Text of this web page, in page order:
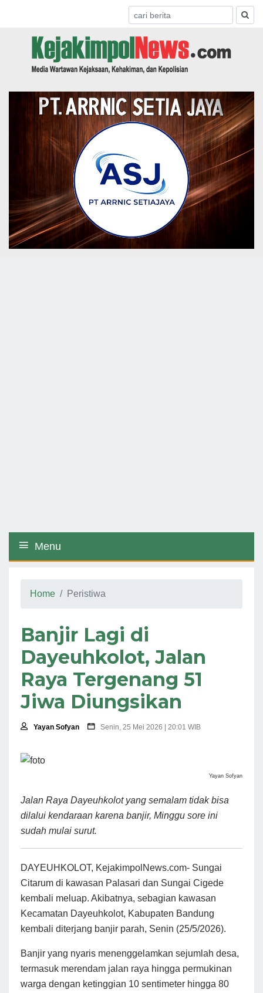
Menu
Home Peristiwa
Banjir Lagi di
Dayeuhkolot, Jalan
Raya Tergenang 51
Jiwa Diungsikan
Yayan Sofyan Senin, 25 Mei 2026 | 20:01 WIB
Yayan Sofyan
Jalan Raya Dayeuhkolot yang semalam tidak bisa
dilalui kendaraan karena banjir, Minggu sore ini
sudah mulai surut.
DAYEUHKOLOT, KejakimpolNews.com- Sungai
Citarum di kawasan Palasari dan Sungai Cigede
kembali meluap. Akibatnya, sebagian kawasan
Kecamatan Dayeuhkolot, Kabupaten Bandung
kembali diterjang banjir parah, Senin (25/5/2026).
Banjir yang nyaris menenggelamkan sejumlah desa,
termasuk merendam jalan raya hingga permukinan
warga dengan ketinggian 10 sentimeter hingga 80